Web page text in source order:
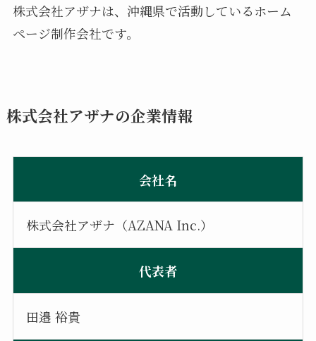
株式会社アザナは、沖縄県で活動しているホーム
ページ制作会社です。
株式会社アザナの企業情報
会社名
株式会社アザナ（AZANA Inc.）
代表者
田邉 裕貴